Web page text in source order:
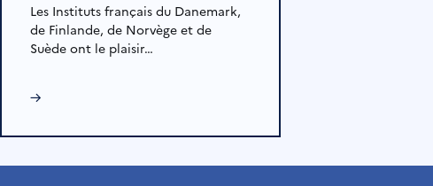
Les Instituts français du Danemark,
de Finlande, de Norvège et de
Suède ont le plaisir…
→